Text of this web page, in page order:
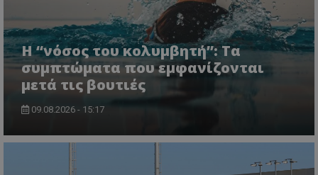
Η “νόσος του κολυμβητή”: Τα
συμπτώματα που εμφανίζονται
μετά τις βουτιές
09.08.2026 - 15:17